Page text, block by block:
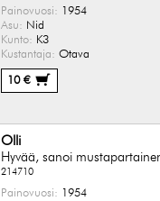
Painovuosi: 1954
Asu: Nid
Kunto: K3
Kustantaja: Otava
10 €
Olli
Hyvää, sanoi
214710
Painovuosi: 1954